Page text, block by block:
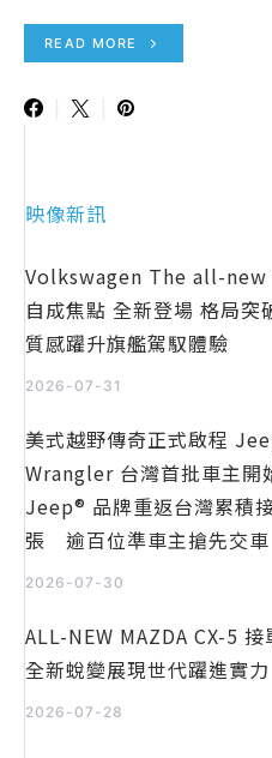
READ MORE
映像新訊
Volkswagen The all-new
自成焦點 全新登場 格局突
質感躍升旗艦駕馭體驗
2026-07-31
美式越野傳奇正式啟程
Wrangler 台灣首批車主開
Jeep® 品牌重返台灣累積
張 逾百位準車主搶先交車
2026-07-30
ALL-NEW MAZDA CX-5 接
全新蛻變展現世代躍進實力
2026-07-28